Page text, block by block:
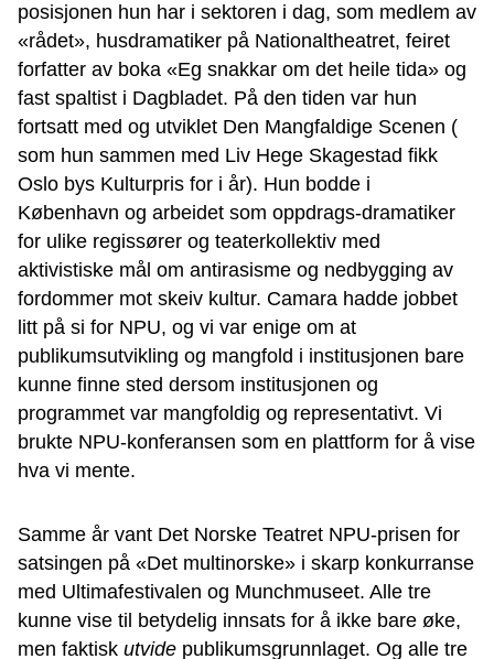
posisjonen hun har i sektoren i dag, som medlem av
«rådet», husdramatiker på Nationaltheatret, feiret
forfatter av boka «Eg snakkar om det heile tida» og
fast spaltist i Dagbladet. På den tiden var hun
fortsatt med og utviklet Den Mangfaldige Scenen (
som hun sammen med Liv Hege Skagestad fikk
Oslo bys Kulturpris for i år). Hun bodde i
København og arbeidet som oppdrags-dramatiker
for ulike regissører og teaterkollektiv med
aktivistiske mål om antirasisme og nedbygging av
fordommer mot skeiv kultur. Camara hadde jobbet
litt på si for NPU, og vi var enige om at
publikumsutvikling og mangfold i institusjonen bare
kunne finne sted dersom institusjonen og
programmet var mangfoldig og representativt. Vi
brukte NPU-konferansen som en plattform for å vise
hva vi mente.
Samme år vant Det Norske Teatret NPU-prisen for
satsingen på «Det multinorske» i skarp konkurranse
med Ultimafestivalen og Munchmuseet. Alle tre
kunne vise til betydelig innsats for å ikke bare øke,
men faktisk utvide publikumsgrunnlaget. Og alle tre